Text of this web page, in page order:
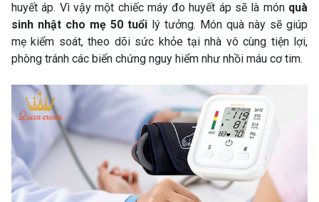
huyết áp. Vì vậy một chiếc máy đo huyết áp sẽ là món quà
sinh nhật cho mẹ 50 tuổi lý tưởng. Món quà này sẽ giúp
mẹ kiểm soát, theo dõi sức khỏe tại nhà vô cùng tiện lợi,
phòng tránh các biến chứng nguy hiểm như nhồi máu cơ tim.